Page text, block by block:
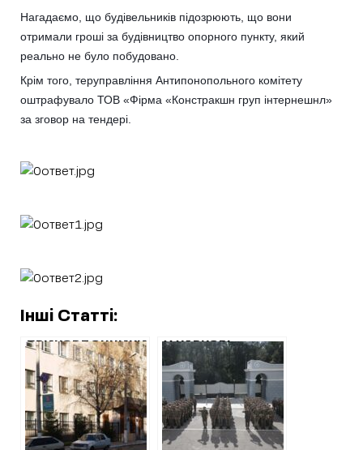
Нагадаємо, що будівельників підозрюють, що вони
отримали гроші за будівництво опорного пункту, який
реально не було побудовано.
Крім того, теруправління Антипонопольного комітету
оштрафувало ТОВ «Фірма «Констракшн груп інтернешнл»
за зговор на тендері.
Інші Статті:
ПРИКОРДОННИКИ
БЕЗ ТЕНДЕРУ
ЗАМОВИЛИ
РЕМОНТ ПОКРІВЛІ
ФІРМІ З
«ЧОРНОГО
СПИСКУ» АМКУ І
У ХАРКОВІ
РЕМОНТ
ВІЙСЬКОВОГО
МІСТЕЧКА
НАЦГВАРДІЇ
ПЛАНУЄ РОБОТИ
ФІРМА З